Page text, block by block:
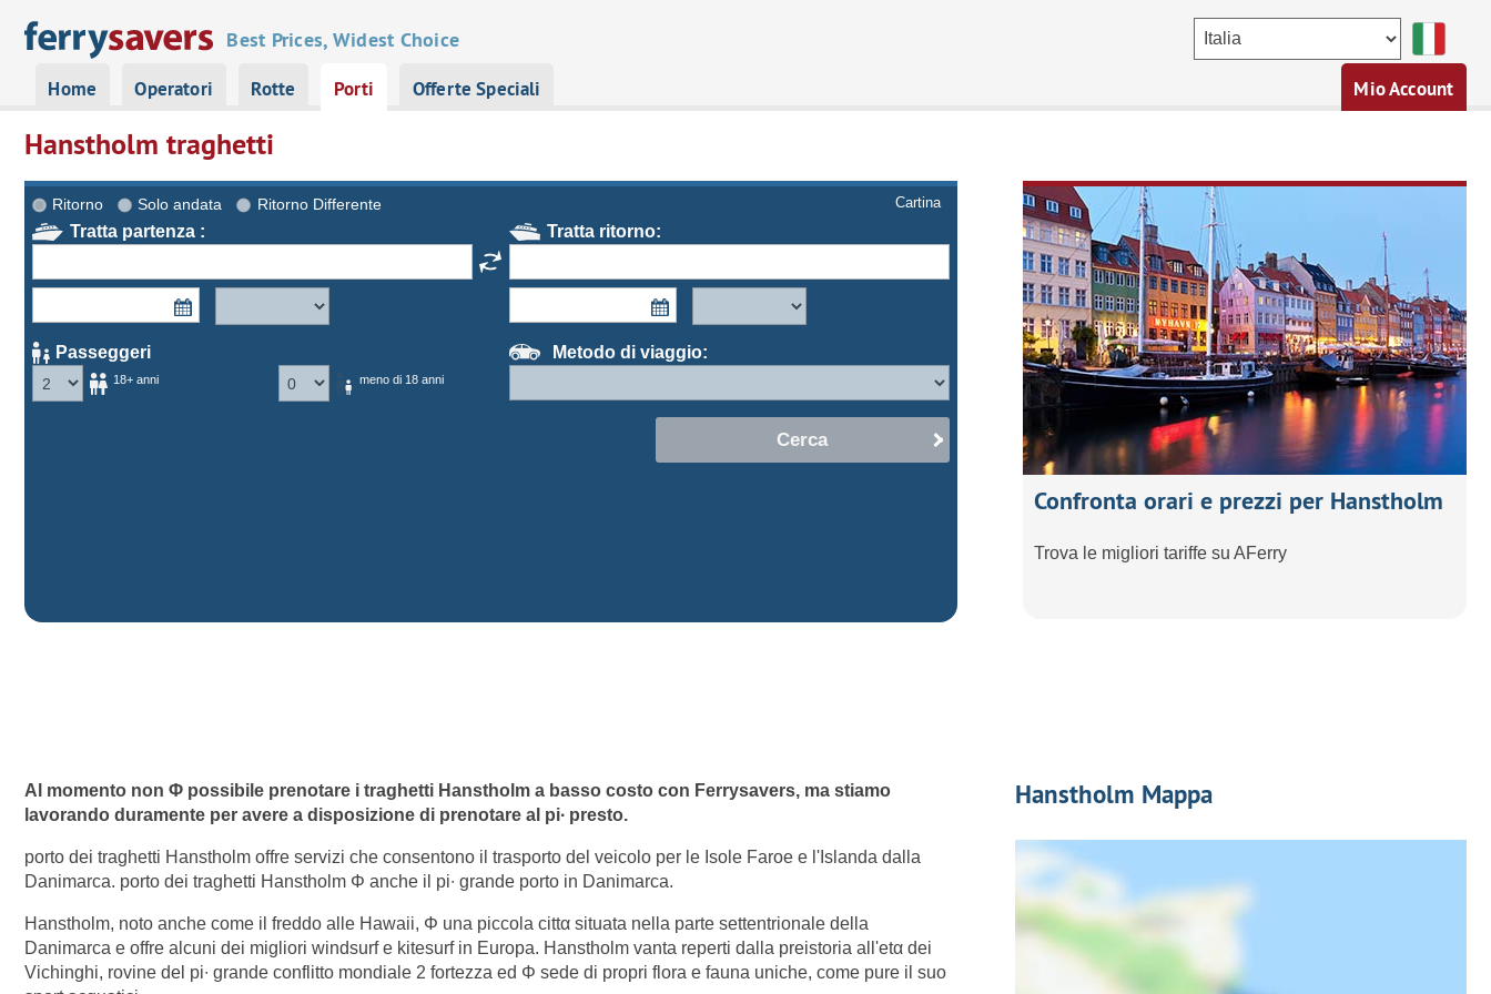
Best Prices, Widest Choice
Home Operatori Rotte Porti Offerte Speciali Mio Account
Hanstholm traghetti
Ritorno Solo andata Ritorno Differente Cartina
Tratta partenza :
Passeggeri
18+ anni meno di 18 anni
Metodo di viaggio:
Tratta ritorno:
Cerca
Confronta orari e prezzi per Hanstholm
Trova le migliori tariffe su AFerry
Al momento non Φ possibile prenotare i traghetti Hanstholm a basso costo con Ferrysavers, ma stiamo
lavorando duramente per avere a disposizione di prenotare al pi∙ presto.
porto dei traghetti Hanstholm offre servizi che consentono il trasporto del veicolo per le Isole Faroe e l'Islanda dalla
Danimarca. porto dei traghetti Hanstholm Φ anche il pi∙ grande porto in Danimarca.
Hanstholm, noto anche come il freddo alle Hawaii, Φ una piccola cittα situata nella parte settentrionale della
Danimarca e offre alcuni dei migliori windsurf e kitesurf in Europa. Hanstholm vanta reperti dalla preistoria all'etα dei
Vichinghi, rovine del pi∙ grande conflitto mondiale 2 fortezza ed Φ sede di propri flora e fauna uniche, come pure il suo
Hanstholm Mappa